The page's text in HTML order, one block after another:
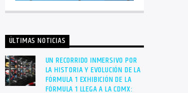
ÚLTIMAS NOTICIAS
UN RECORRIDO INMERSIVO POR
LA HISTORIA Y EVOLUCIÓN DE LA
FÓRMULA 1 EXHIBICIÓN DE LA
FÓRMULA 1 LLEGA A LA CDMX: